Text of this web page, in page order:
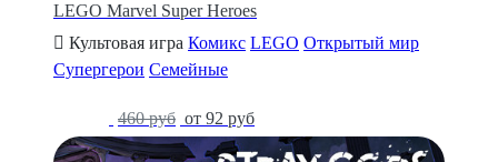
LEGO Marvel Super Heroes
Культовая игра Комикс LEGO Открытый мир
Супергерои Семейные
460 руб от 92 руб